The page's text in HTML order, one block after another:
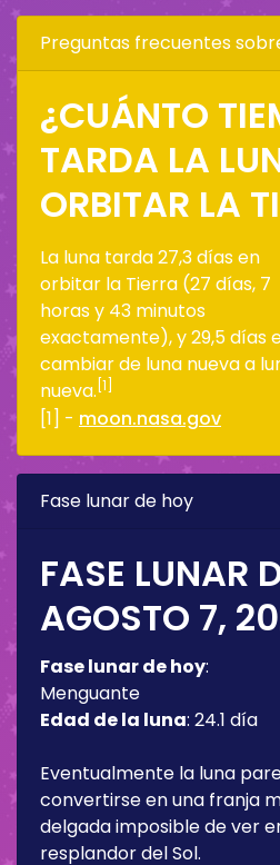
Preguntas frecuentes
¿CUÁNTO
TARDA LA
ORBITAR LA
La luna tarda 27,3 días en
orbitar la Tierra (27 días, 7
horas y 43 minutos
exactamente), y 29,5 días
cambiar de luna nueva a
nueva. [1]
[1] - moon.nasa.gov
Fase lunar de hoy
FASE LUNAR
AGOSTO 7,
Fase lunar de hoy:
Menguante
Edad de la luna: 24.1 día
Eventualmente la luna
convertirse en una franja
delgada imposible de ver
resplandor del Sol.